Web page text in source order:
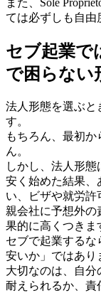
ては必ずしも自由
セブ起業で
で困らない
法人形態を選ぶと
す。
もちろん、最初
ん。
しかし、法人形態
安く始めた結果、
い、ビザや就労許
親会社に予想外
果的に高くつきま
セブで起業するな
安いか」ではあり
大切なのは、自分
耐えられるか、責